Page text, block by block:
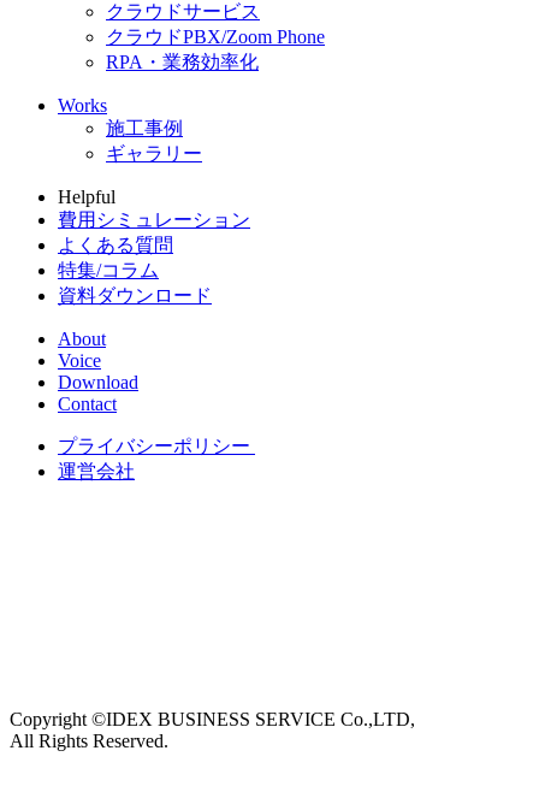
クラウドサービス
クラウドPBX/Zoom Phone
RPA・業務効率化
Works
施工事例
ギャラリー
Helpful
費用シミュレーション
よくある質問
特集/コラム
資料ダウンロード
About
Voice
Download
Contact
プライバシーポリシー
運営会社
Copyright ©IDEX BUSINESS SERVICE Co.,LTD,
All Rights Reserved.